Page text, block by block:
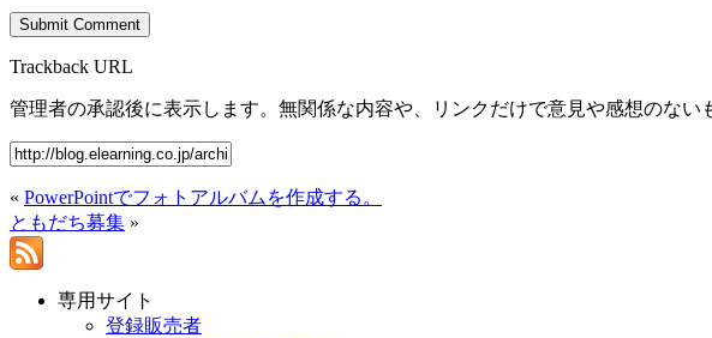
Trackback URL
管理者の承認後に表示します。無関係な内容や、リンクだけで意見や感想のない
« PowerPointでフォトアルバムを作成する。
ともだち募集 »
専用サイト
登録販売者